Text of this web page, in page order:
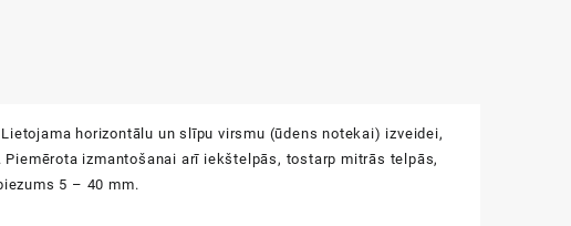
horizontālu un slīpu virsmu (ūdens notekai) izveidei,
izmantošanai arī iekštelpās, tostarp mitrās telpās,
5 – 40 mm.